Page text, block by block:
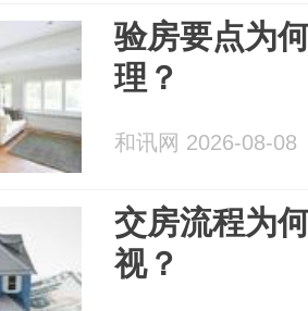
验房要点为
理？
和讯网 2026-08-08
交房流程为
视？